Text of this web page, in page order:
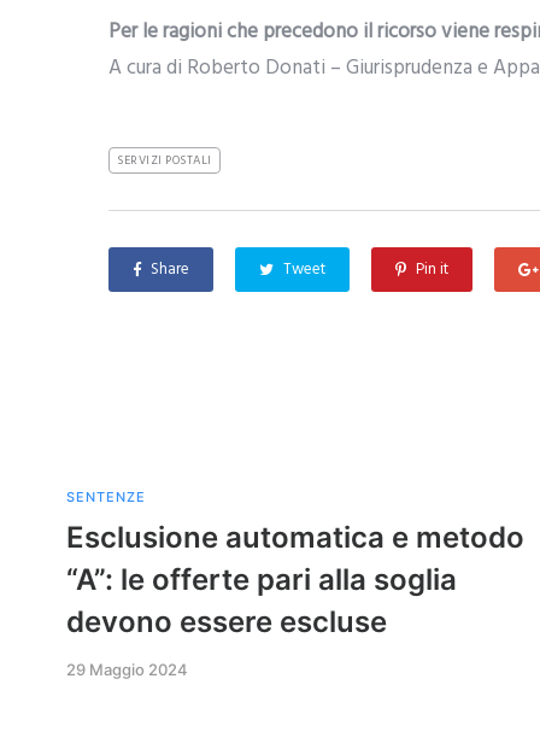
Per le ragioni che precedono il ricorso viene
A cura di Roberto Donati – Giurisprudenza e
SERVIZI POSTALI
Share Tweet Pin it
SENTENZE
Esclusione automatica e metodo
“A”: le offerte pari alla soglia
devono essere escluse
29 Maggio 2024